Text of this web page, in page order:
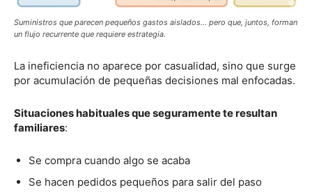
Suministros que parecen pequeños gastos aislados… pero que, juntos, forman
un flujo recurrente que requiere estrategia.
La ineficiencia no aparece por casualidad, sino que surge
por acumulación de pequeñas decisiones mal enfocadas.
Situaciones habituales que seguramente te resultan
familiares:
Se compra cuando algo se acaba
Se hacen pedidos pequeños para salir del paso